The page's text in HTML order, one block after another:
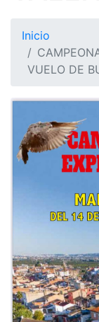
Inicio
VUELO DE